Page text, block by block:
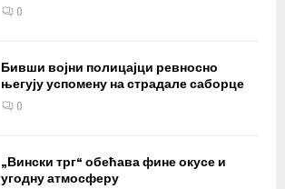
0
Бивши војни полицајци ревносно
његују успомену на страдале саборце
0
„Вински трг“ обећава фине окусе и
угодну атмосферу